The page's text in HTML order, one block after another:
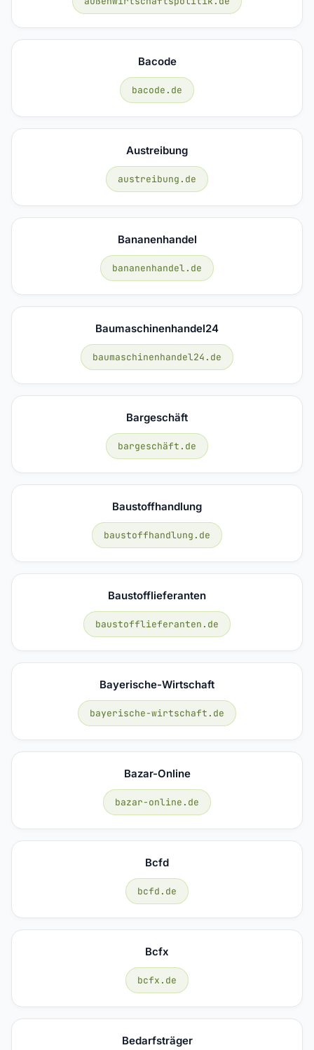
Bacode
bacode.de
Austreibung
austreibung.de
Bananenhandel
bananenhandel.de
Baumaschinenhandel24
baumaschinenhandel24.de
Bargeschäft
bargeschäft.de
Baustoffhandlung
baustoffhandlung.de
Baustofflieferanten
baustofflieferanten.de
Bayerische-Wirtschaft
bayerische-wirtschaft.de
Bazar-Online
bazar-online.de
Bcfd
bcfd.de
Bcfx
bcfx.de
Bedarfsträger